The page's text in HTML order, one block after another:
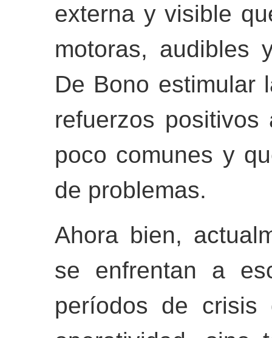
externa y visible
motoras, audibles
De Bono estimular
refuerzos
poco comunes y
de problemas.
Ahora bien,
se enfrentan a
períodos de